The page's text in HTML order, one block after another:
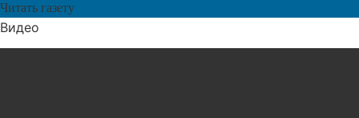
Читать газету
Видео